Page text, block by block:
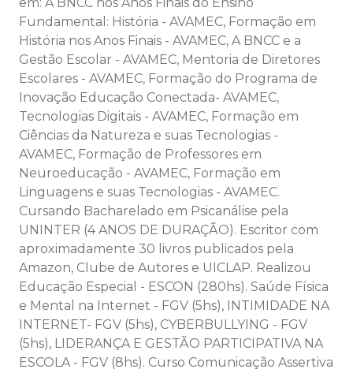
Fundamental: História - AVAMEC, Formação em
História nos Anos Finais - AVAMEC, A BNCC e a
Gestão Escolar - AVAMEC, Mentoria de Diretores
Escolares - AVAMEC, Formação do Programa de
Inovação Educação Conectada- AVAMEC,
Tecnologias Digitais - AVAMEC, Formação em
Ciências da Natureza e suas Tecnologias -
AVAMEC, Formação de Professores em
Neuroeducação - AVAMEC, Formação em
Linguagens e suas Tecnologias - AVAMEC.
Cursando Bacharelado em Psicanálise pela
UNINTER (4 ANOS DE DURAÇÃO). Escritor com
aproximadamente 30 livros publicados pela
Amazon, Clube de Autores e UICLAP. Realizou
Educação Especial - ESCON (280hs). Saúde Física
e Mental na Internet - FGV (5hs), INTIMIDADE NA
INTERNET- FGV (5hs), CYBERBULLYING - FGV
(5hs), LIDERANÇA E GESTÃO PARTICIPATIVA NA
ESCOLA - FGV (8hs). Curso Comunicação Assertiva